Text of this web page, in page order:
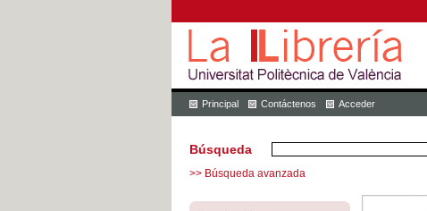
Principal Contáctenos Acceder
Búsqueda
>> Búsqueda avanzada